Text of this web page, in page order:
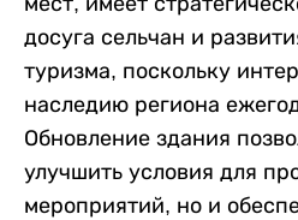
досуга сельчан и
туризма, поскольку
наследию региона
Обновление здания
улучшить условия для
мероприятий, но и